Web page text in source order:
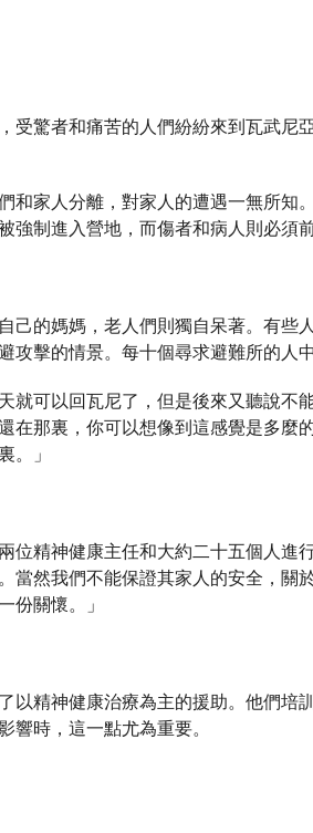
受驚者和痛苦的人們紛紛來到瓦武尼
和家人分離，對家人的遭遇一無所
制進入營地，而傷者和病人則必須
己的媽媽，老人們則獨自呆著。有
擊的情景。每十個尋求避難所的人
就可以回瓦尼了，但是後來又聽說
在那裏，你可以想像到這感覺是多麼
。」
位精神健康主任和大約二十五個人
當然我們不能保證其家人的安全，關
份關懷。」
以精神健康治療為主的援助。他們培
時，這一點尤為重要。